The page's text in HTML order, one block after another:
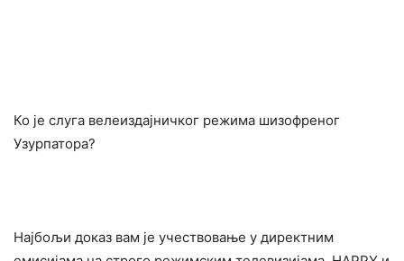
Ко је слуга велеиздајничког режима шизофреног
Узурпатора?
Најбољи доказ вам је учествовање у директним